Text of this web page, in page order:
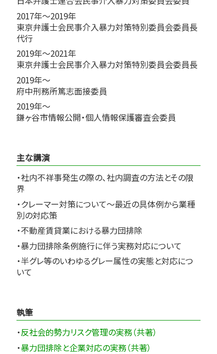
2017年～2019年
東京弁護士会民事介入暴力対策特別委員会委員長
代行
2019年～2021年
東京弁護士会民事介入暴力対策特別委員会委員長
2019年～
府中刑務所篤志面接委員
2019年～
鎌ヶ谷市情報公開・個人情報保護審査会委員
主な講演
・社内不祥事発生の際の、社内調査の方法とその限
界
・クレーマー対策について～最近の具体例から業種
別の対応策
・不動産賃貸業における暴力団排除
・暴力団排除条例施行に伴う実務対応について
・半グレ等のいわゆるグレー属性の実態と対応につ
いて
執筆
・反社会的勢力リスク管理の実務（共著）
・暴力団排除と企業対応の実務（共著）